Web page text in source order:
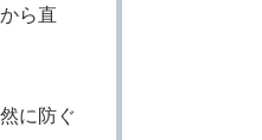
ら直
に防ぐ